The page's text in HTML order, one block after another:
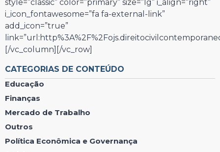
style=”classic” color=”primary” size=”lg” i_align=”right”
i_icon_fontawesome=”fa fa-external-link”
add_icon=”true”
[/vc_column][/vc_row]
CATEGORIAS DE CONTEÚDO
Educação
Finanças
Mercado de Trabalho
Outros
Política Econômica e Governança